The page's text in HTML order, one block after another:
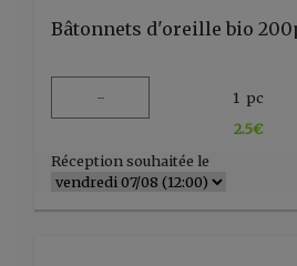
Bâtonnets d'oreille bio
- 1 pc
2.5€
Réception souhaitée le